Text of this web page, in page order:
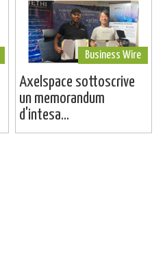
Business Wire
Axelspace sottoscrive
un memorandum
d'intesa...